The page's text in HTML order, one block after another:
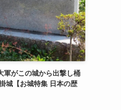
軍がこの城から出撃し桶
城【お城特集 日本の歴